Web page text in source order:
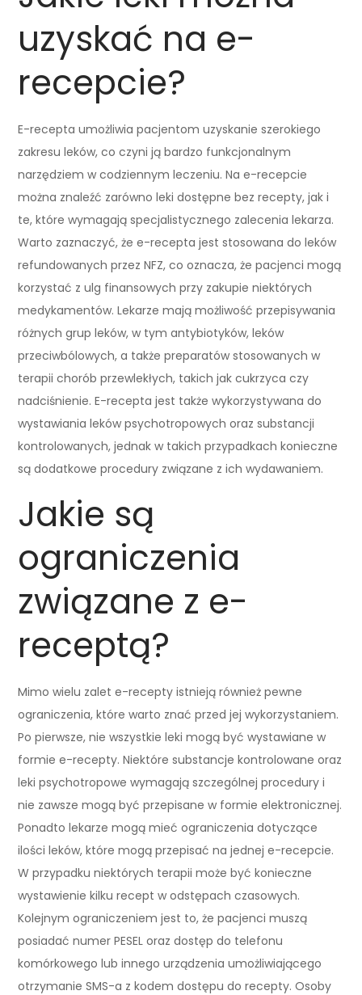
uzyskać na e-
recepcie?
E-recepta umożliwia pacjentom uzyskanie szerokiego
zakresu leków, co czyni ją bardzo funkcjonalnym
narzędziem w codziennym leczeniu. Na e-recepcie
można znaleźć zarówno leki dostępne bez recepty, jak i
te, które wymagają specjalistycznego zalecenia lekarza.
Warto zaznaczyć, że e-recepta jest stosowana do leków
refundowanych przez NFZ, co oznacza, że pacjenci mogą
korzystać z ulg finansowych przy zakupie niektórych
medykamentów. Lekarze mają możliwość przepisywania
różnych grup leków, w tym antybiotyków, leków
przeciwbólowych, a także preparatów stosowanych w
terapii chorób przewlekłych, takich jak cukrzyca czy
nadciśnienie. E-recepta jest także wykorzystywana do
wystawiania leków psychotropowych oraz substancji
kontrolowanych, jednak w takich przypadkach konieczne
są dodatkowe procedury związane z ich wydawaniem.
Jakie są
ograniczenia
związane z e-
receptą?
Mimo wielu zalet e-recepty istnieją również pewne
ograniczenia, które warto znać przed jej wykorzystaniem.
Po pierwsze, nie wszystkie leki mogą być wystawiane w
formie e-recepty. Niektóre substancje kontrolowane oraz
leki psychotropowe wymagają szczególnej procedury i
nie zawsze mogą być przepisane w formie elektronicznej.
Ponadto lekarze mogą mieć ograniczenia dotyczące
ilości leków, które mogą przepisać na jednej e-recepcie.
W przypadku niektórych terapii może być konieczne
wystawienie kilku recept w odstępach czasowych.
Kolejnym ograniczeniem jest to, że pacjenci muszą
posiadać numer PESEL oraz dostęp do telefonu
komórkowego lub innego urządzenia umożliwiającego
otrzymanie SMS-a z kodem dostępu do recepty. Osoby